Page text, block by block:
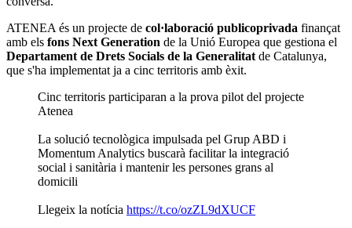
ATENEA és un projecte de col·laboració publicoprivada finançat
amb els fons Next Generation de la Unió Europea que gestiona el
Departament de Drets Socials de la Generalitat de Catalunya,
que s'ha implementat ja a cinc territoris amb èxit.
Cinc territoris participaran a la prova pilot del projecte
Atenea
La solució tecnològica impulsada pel Grup ABD i
Momentum Analytics buscarà facilitar la integració
social i sanitària i mantenir les persones grans al
domicili
Llegeix la notícia https://t.co/ozZL9dXUCF